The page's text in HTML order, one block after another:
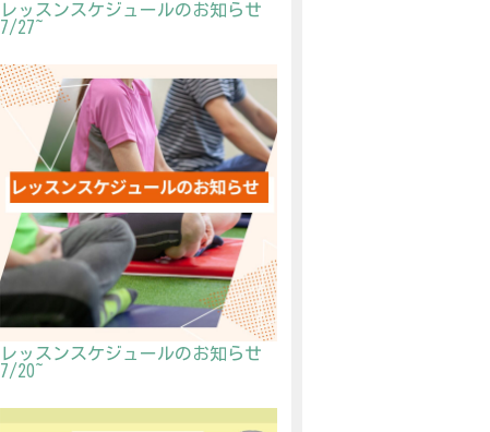
レッスンスケジュールのお知らせ
7/27~
レッスンスケジュールのお知らせ
7/20~